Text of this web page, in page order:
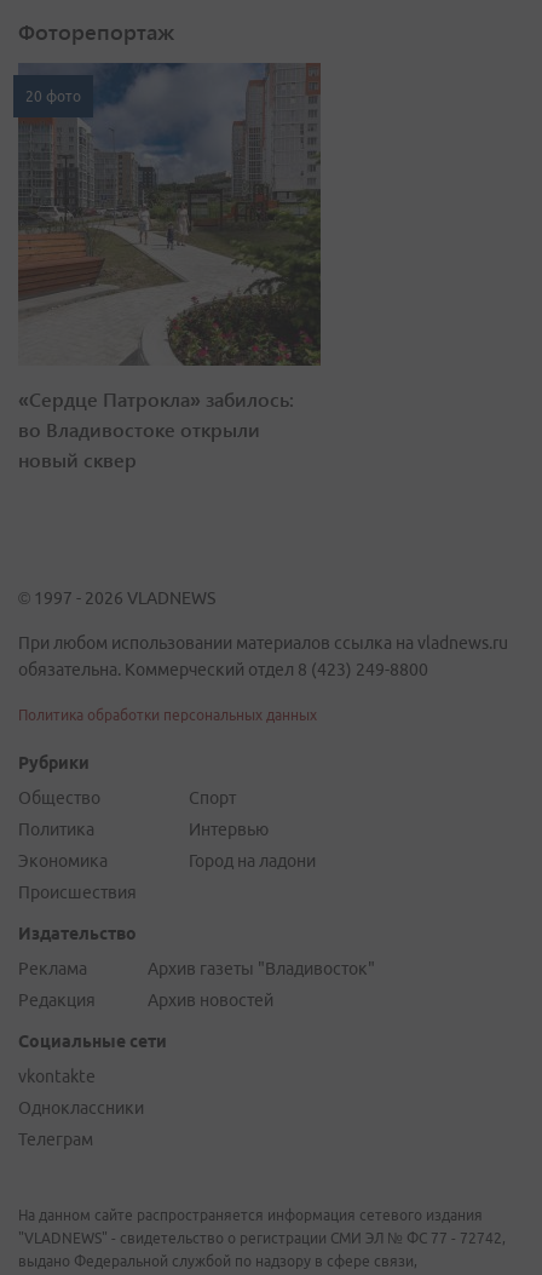
Фоторепортаж
20 фото
«Сердце Патрокла» забилось:
во Владивостоке открыли
новый сквер
© 1997 - 2026 VLADNEWS
При любом использовании материалов ссылка на vladnews.ru
обязательна. Коммерческий отдел 8 (423) 249-8800
Политика обработки персональных данных
Рубрики
Общество
Политика
Экономика
Происшествия
Спорт
Интервью
Город на ладони
Издательство
Реклама
Редакция
Архив газеты "Владивосток"
Архив новостей
Социальные сети
vkontakte
Одноклассники
Телеграм
На данном сайте распространяется информация сетевого издания
"VLADNEWS" - свидетельство о регистрации СМИ ЭЛ № ФС 77 - 72742,
выдано Федеральной службой по надзору в сфере связи,